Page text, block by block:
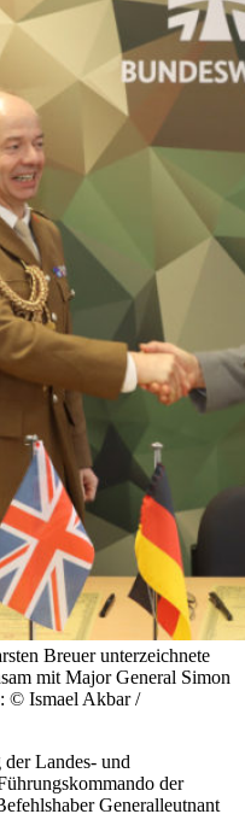
Breuer unterzeichnete
mit Major General Simon
© Ismael Akbar /
Landes- und
der
Generalleutnant